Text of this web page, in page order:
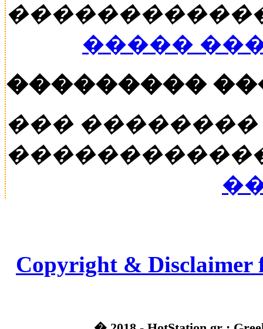
�����
���������
���
Copyright & Disclaimer